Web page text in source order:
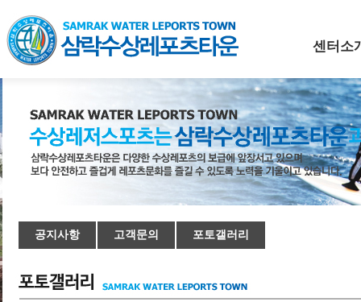
센터소
공지사항 고객문의 포토갤러리